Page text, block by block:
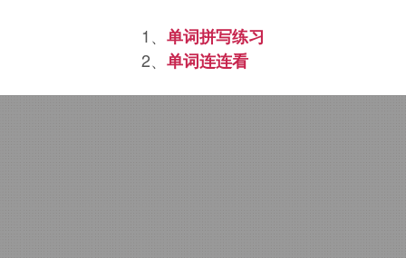
1、 单词拼写练习
2、 单词连连看